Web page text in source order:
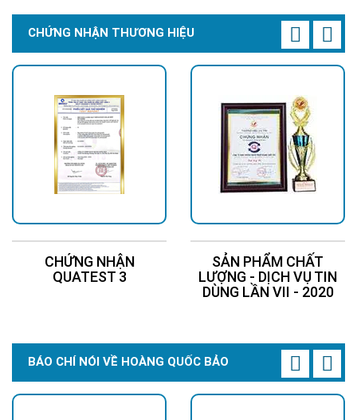
CHỨNG NHẬN THƯƠNG HIỆU
CHỨNG NHẬN
QUATEST 3
SẢN PHẨM CHẤT
LƯỢNG - DỊCH VỤ TIN
DÙNG LẦN VII - 2020
BÁO CHÍ NÓI VỀ HOÀNG QUỐC BẢO